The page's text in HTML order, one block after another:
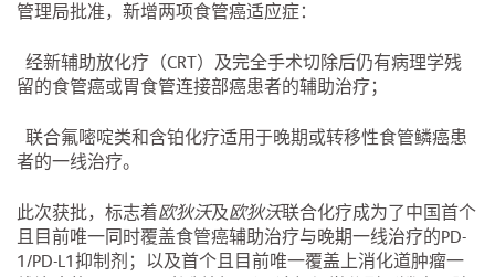
管理局批准，新增两项食管癌适应症：
经新辅助放化疗（CRT）及完全手术切除后仍有病理学残
留的食管癌或胃食管连接部癌患者的辅助治疗；
联合氟嘧啶类和含铂化疗适用于晚期或转移性食管鳞癌患
者的一线治疗。
此次获批，标志着欧狄沃及欧狄沃联合化疗成为了中国首个
且目前唯一同时覆盖食管癌辅助治疗与晚期一线治疗的PD-
1/PD-L1抑制剂；以及首个且目前唯一覆盖上消化道肿瘤一